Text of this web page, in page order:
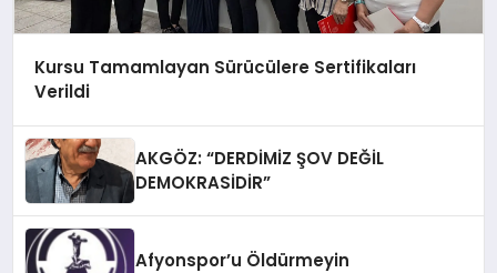
Kursu Tamamlayan Sürücülere Sertifikaları
Verildi
AKGÖZ: “DERDİMİZ ŞOV DEĞİL
DEMOKRASİDİR”
Afyonspor’u Öldürmeyin